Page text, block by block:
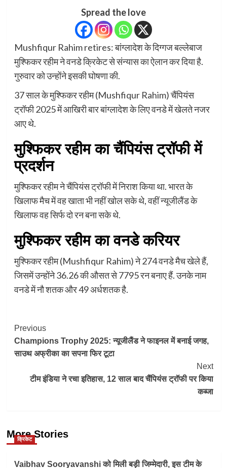
Spread the love
Mushfiqur Rahim retires: बांग्लादेश के दिग्गज बल्लेबाज
मुश्फिकर रहीम ने वनडे क्रिकेट से संन्यास का ऐलान कर दिया है.
गुरुवार को उन्होंने इसकी घोषणा की.
37 साल के मुश्फिकर रहीम (Mushfiqur Rahim) चैंपियंस
ट्रॉफी 2025 में आखिरी बार बांग्लादेश के लिए वनडे में खेलते नजर
आए थे.
मुश्फिकर रहीम का चैंपियंस ट्रॉफी में
प्रदर्शन
मुश्फिकर रहीम ने चैंपियंस ट्रॉफी में निराश किया था. भारत के
खिलाफ मैच में वह खाता भी नहीं खोल सके थे, वहीं न्यूजीलैंड के
खिलाफ वह सिर्फ दो रन बना सके थे.
मुश्फिकर रहीम का वनडे करियर
मुश्फिकर रहीम (Mushfiqur Rahim) ने 274 वनडे मैच खेले हैं,
जिसमें उन्होंने 36.26 की औसत से 7795 रन बनाए हैं. उनके नाम
वनडे में नौ शतक और 49 अर्धशतक है.
Post
Navigation
Previous
Champions Trophy 2025: न्यूजीलैंड ने फाइनल में बनाई जगह,
साउथ अफ्रीका का सपना फिर टूटा
Next
टीम इंडिया ने रचा इतिहास, 12 साल बाद चैंपियंस ट्रॉफी पर किया
कब्जा
More Stories
क्रिकेट
Vaibhav Sooryavanshi को मिली बड़ी जिम्मेदारी, इस टीम के